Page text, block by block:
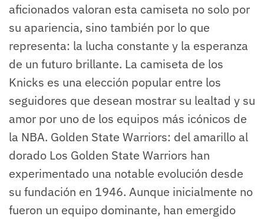
aficionados valoran esta camiseta no solo por
su apariencia, sino también por lo que
representa: la lucha constante y la esperanza
de un futuro brillante. La camiseta de los
Knicks es una elección popular entre los
seguidores que desean mostrar su lealtad y su
amor por uno de los equipos más icónicos de
la NBA. Golden State Warriors: del amarillo al
dorado Los Golden State Warriors han
experimentado una notable evolución desde
su fundación en 1946. Aunque inicialmente no
fueron un equipo dominante, han emergido